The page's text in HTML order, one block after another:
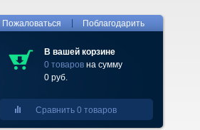
Пожаловаться Поблагодарить
В вашей корзине
0 товаров на сумму
0 руб.
Сравнить 0 товаров